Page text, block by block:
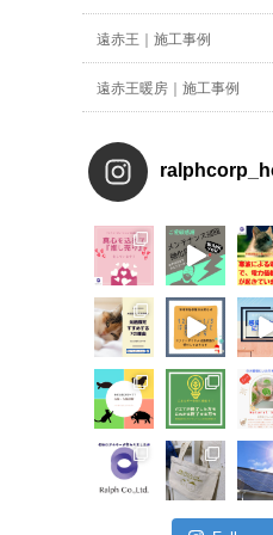
遠赤王｜施工事例
遠赤王暖房｜施工事例